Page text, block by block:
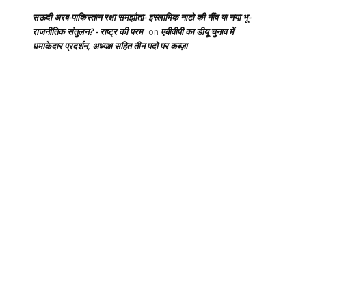
सऊदी अरब-पाकिस्तान रक्षा समझौता- इस्लामिक नाटो की नींव या नया भू-
राजनीतिक संतुलन? - राष्ट्र की परम on एबीवीपी का डीयू चुनाव में
धमाकेदार प्रदर्शन, अध्यक्ष सहित तीन पदों पर कब्ज़ा